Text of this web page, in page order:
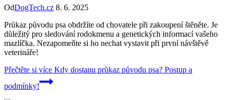
OdDogTech.cz 8. 6. 2025
Průkaz původu psa obdržíte od chovatele při zakoupení štěněte. Je
důležitý pro sledování rodokmenu a genetických informací vašeho
mazlíčka. Nezapomeňte si ho nechat vystavit při první návštěvě
veterináře!
Přečtěte si více Kdy dostanu průkaz původu psa? Postup a
podmínky!